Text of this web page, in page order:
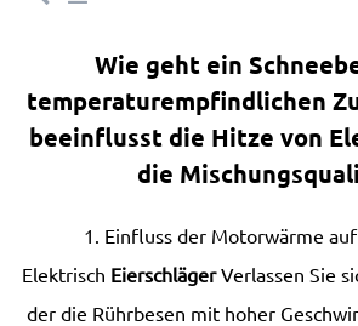
Wie geht ein
temperaturempfindlichen
beeinflusst die Hitze von
die
1. Einfluss der Motorwärme
Elektrisch EierschlägerVerlassen Sie
der die Rührbesen mit hoher